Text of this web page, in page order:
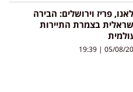
פריז וירושלים: הבירה
בצמרת התיירות
05/08/